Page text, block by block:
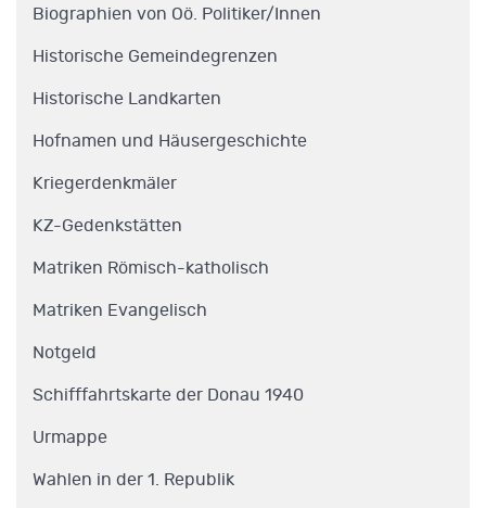
Biographien von Oö. Politiker/Innen
Historische Gemeindegrenzen
Historische Landkarten
Hofnamen und Häusergeschichte
Kriegerdenkmäler
KZ-Gedenkstätten
Matriken Römisch-katholisch
Matriken Evangelisch
Notgeld
Schifffahrtskarte der Donau 1940
Urmappe
Wahlen in der 1. Republik